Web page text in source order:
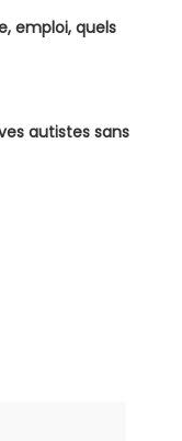
emploi, quels
autistes sans